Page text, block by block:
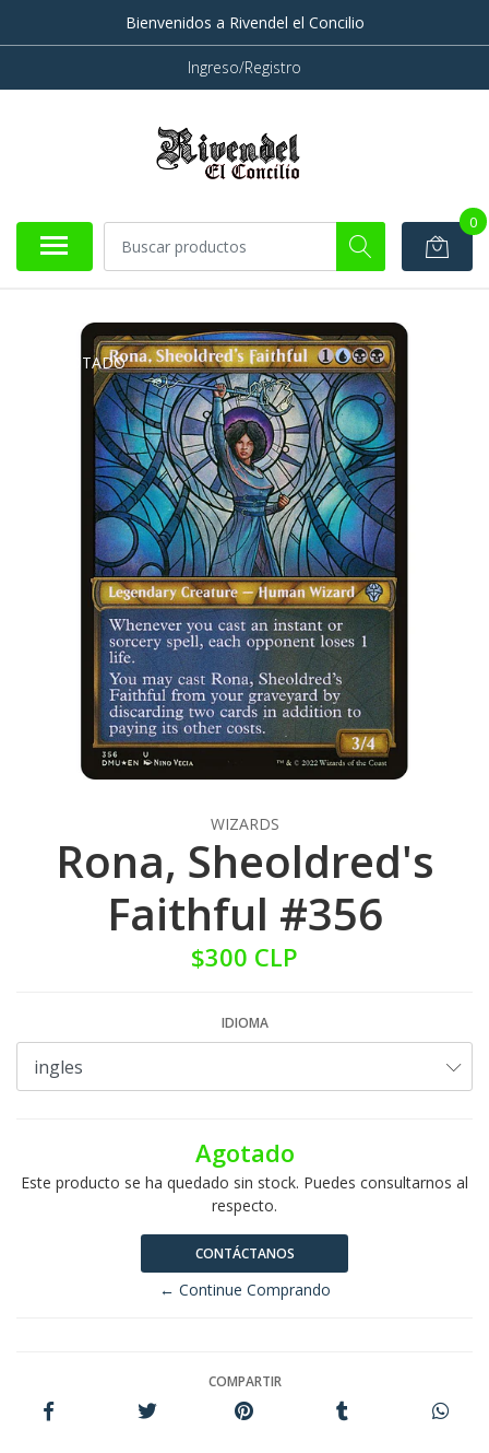
Bienvenidos a Rivendel el Concilio
Ingreso/Registro
0
AGOTADO
WIZARDS
Rona, Sheoldred's
Faithful #356
$300 CLP
IDIOMA
Agotado
Este producto se ha quedado sin stock. Puedes consultarnos al
respecto.
CONTÁCTANOS
← Continue Comprando
COMPARTIR